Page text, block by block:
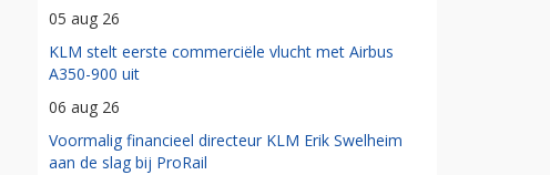
05 aug 26
KLM stelt eerste commerciële vlucht met Airbus
A350-900 uit
06 aug 26
Voormalig financieel directeur KLM Erik Swelheim
aan de slag bij ProRail